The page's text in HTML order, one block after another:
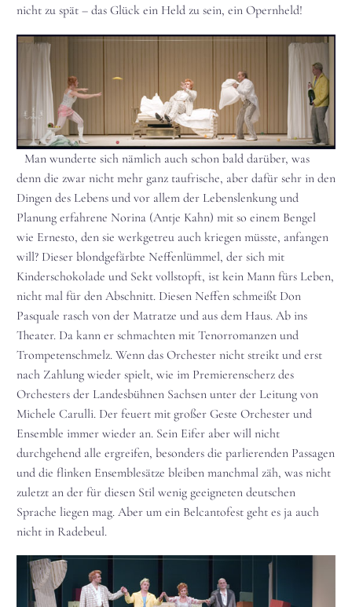
nicht zu spät – das Glück ein Held zu sein, ein Opernheld!
Man wunderte sich nämlich auch schon bald darüber, was
denn die zwar nicht mehr ganz taufrische, aber dafür sehr in den
Dingen des Lebens und vor allem der Lebenslenkung und
Planung erfahrene Norina (Antje Kahn) mit so einem Bengel
wie Ernesto, den sie werkgetreu auch kriegen müsste, anfangen
will? Dieser blondgefärbte Neffenlümmel, der sich mit
Kinderschokolade und Sekt vollstopft, ist kein Mann fürs Leben,
nicht mal für den Abschnitt. Diesen Neffen schmeißt Don
Pasquale rasch von der Matratze und aus dem Haus. Ab ins
Theater. Da kann er schmachten mit Tenorromanzen und
Trompetenschmelz. Wenn das Orchester nicht streikt und erst
nach Zahlung wieder spielt, wie im Premierenscherz des
Orchesters der Landesbühnen Sachsen unter der Leitung von
Michele Carulli. Der feuert mit großer Geste Orchester und
Ensemble immer wieder an. Sein Eifer aber will nicht
durchgehend alle ergreifen, besonders die parlierenden Passagen
und die flinken Ensemblesätze bleiben manchmal zäh, was nicht
zuletzt an der für diesen Stil wenig geeigneten deutschen
Sprache liegen mag. Aber um ein Belcantofest geht es ja auch
nicht in Radebeul.